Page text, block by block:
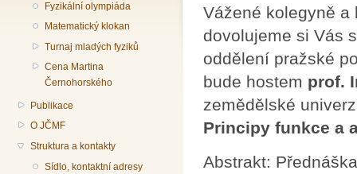
Fyzikální olympiáda
Matematický klokan
Turnaj mladých fyziků
Cena Martina
Černohorského
Publikace
O JČMF
Struktura a kontakty
Sídlo, kontaktní adresy
Vážené kolegyně a
dovolujeme si Vás
oddělení pražské
bude hostem prof.
zemědělské
Principy funkce a
Abstrakt: